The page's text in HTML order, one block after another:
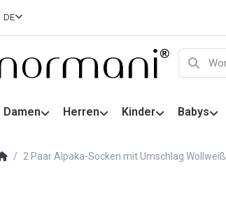
DE
Damen Herren Kinder Babys
2 Paar Alpaka-Socken mit Umschlag Wollweiß